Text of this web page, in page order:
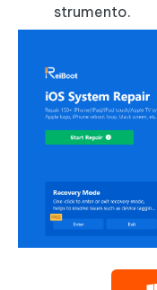
strumento.